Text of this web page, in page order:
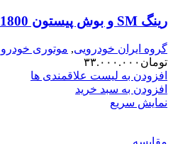
رینگ SM و بوش پیستون 1800 پژو 405-پژو پارس-سمند (XU7) کونکس KONEKS (00201089)
گروه ایران خودرویی, موتوری خودرو
تومان ۳۳.۰۰۰.۰۰۰
افزودن به لیست علاقمندی ها
افزودن به سبد خرید
نمایش سریع